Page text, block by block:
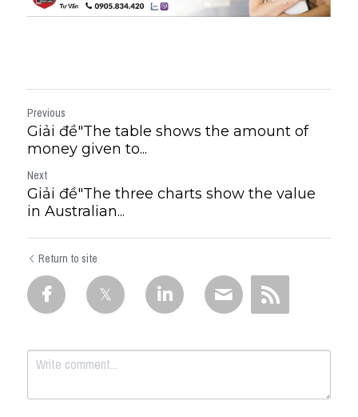
Previous
Giải đề"The table shows the amount of
money given to...
Next
Giải đề"The three charts show the value
in Australian...
Return to site